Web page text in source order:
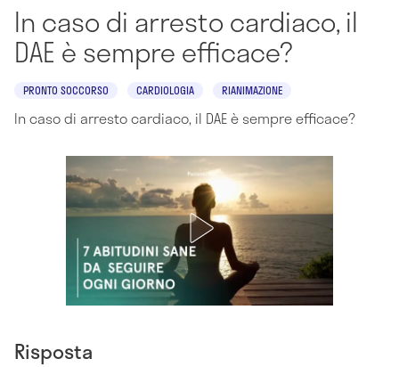
In caso di arresto cardiaco, il
DAE è sempre efficace?
PRONTO SOCCORSO CARDIOLOGIA RIANIMAZIONE
In caso di arresto cardiaco, il DAE è sempre efficace?
Risposta